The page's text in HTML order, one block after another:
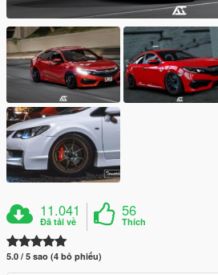
11.041
Đã tải về
56
Thích
5.0 / 5 sao (4 bỏ phiếu)